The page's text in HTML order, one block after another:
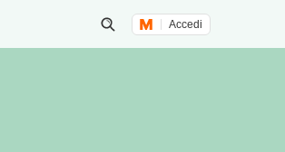
Inizia una ricerca
Accedi